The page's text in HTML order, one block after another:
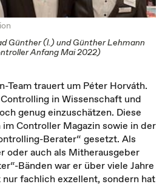
Günther (l.) und Günther Lehmann
Anfang Mai 2022)
Team trauert um Péter Horváth.
in Wissenschaft und
genug einzuschätzen. Diese
Controller Magazin sowie in der
Berater“ gesetzt. Als
oder auch als Mitherausgeber
Bänden war er über viele Jahre
fachlich exzellent, sondern hat